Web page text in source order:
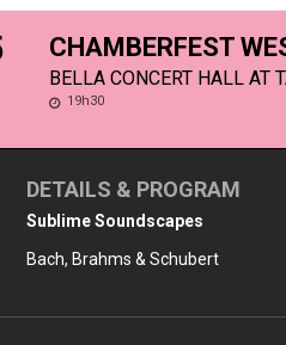
CHAMBERFEST
BELLA CONCERT HALL AT
19h30
DETAILS & PROGRAM
Sublime Soundscapes
Bach, Brahms & Schubert